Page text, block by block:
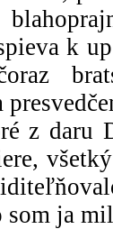
k
z daru
ja